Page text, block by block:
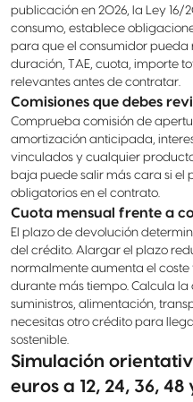
publicación en 2026, la Ley 16/
consumo, establece
para que el consumidor pueda
duración, TAE, cuota, importe
relevantes antes de contratar.
Comisiones que debes
Comprueba comisión de
amortización anticipada,
vinculados y cualquier
baja puede salir más cara si el
obligatorios en el contrato.
Cuota mensual frente a
El plazo de devolución
del crédito. Alargar el plazo
normalmente aumenta el
durante más tiempo. Calcula la
suministros, alimentación,
necesitas otro crédito para
sostenible.
Simulación
euros a 12, 24, 36,